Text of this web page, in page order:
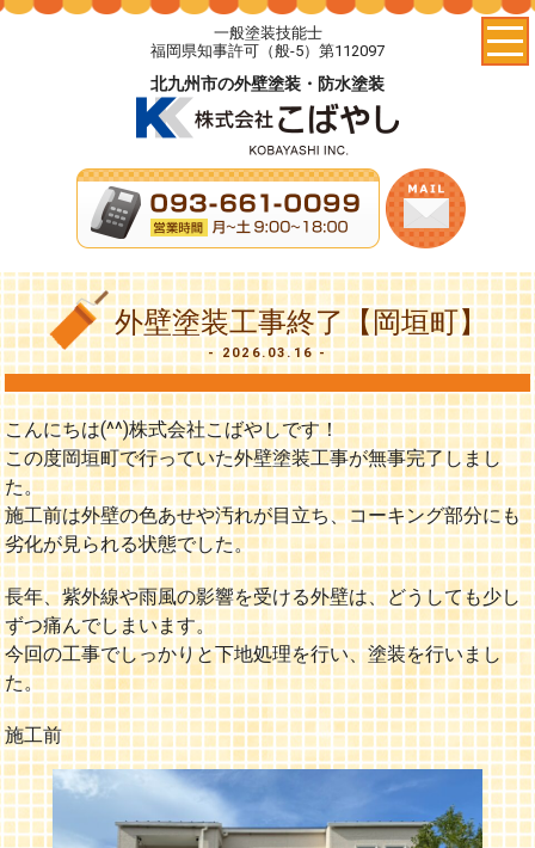
一般塗装技能士
福岡県知事許可（般-5）第112097
北九州市の外壁塗装・防水塗装
外壁塗装工事終了【岡垣町】
2026.03.16
こんにちは(^^)株式会社こばやしです！
この度岡垣町で行っていた外壁塗装工事が無事完了しまし
た。
施工前は外壁の色あせや汚れが目立ち、コーキング部分にも
劣化が見られる状態でした。
長年、紫外線や雨風の影響を受ける外壁は、どうしても少し
ずつ痛んでしまいます。
今回の工事でしっかりと下地処理を行い、塗装を行いまし
た。
施工前